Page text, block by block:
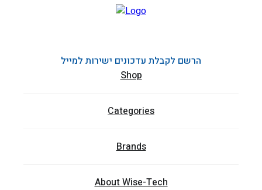
הרשם לקבלת עדכונים ישירות למייל
Shop
Categories
Brands
About Wise-Tech